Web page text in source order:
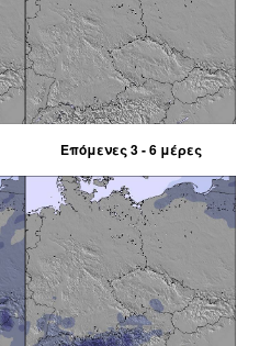
Επόμενες 3 - 6 μέρες